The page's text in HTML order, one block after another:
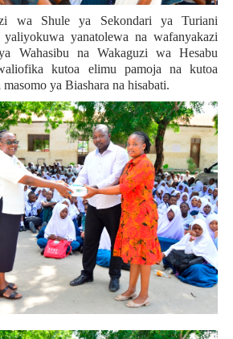
wa Shule ya Sekondari ya Turiani
yanatolewa na wafanyakazi
Wahasibu na Wakaguzi wa Hesabu
kutoa elimu pamoja na kutoa
ya Biashara na hisabati.